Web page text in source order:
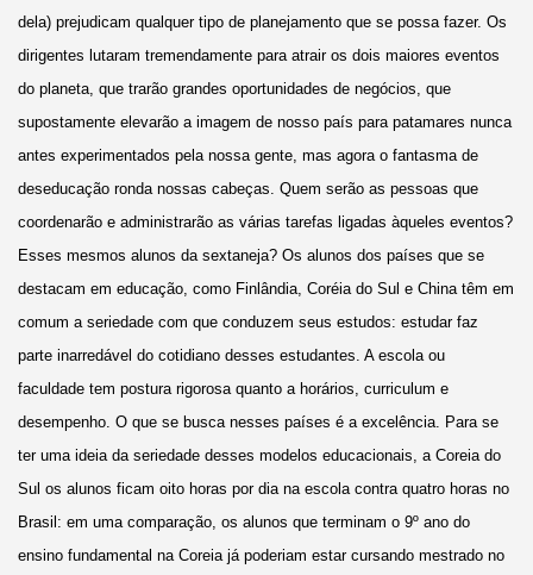
dela) prejudicam qualquer tipo de planejamento que se possa fazer. Os
dirigentes lutaram tremendamente para atrair os dois maiores eventos
do planeta, que trarão grandes oportunidades de negócios, que
supostamente elevarão a imagem de nosso país para patamares nunca
antes experimentados pela nossa gente, mas agora o fantasma de
deseducação ronda nossas cabeças. Quem serão as pessoas que
coordenarão e administrarão as várias tarefas ligadas àqueles eventos?
Esses mesmos alunos da sextaneja? Os alunos dos países que se
destacam em educação, como Finlândia, Coréia do Sul e China têm em
comum a seriedade com que conduzem seus estudos: estudar faz
parte inarredável do cotidiano desses estudantes. A escola ou
faculdade tem postura rigorosa quanto a horários, curriculum e
desempenho. O que se busca nesses países é a excelência. Para se
ter uma ideia da seriedade desses modelos educacionais, a Coreia do
Sul os alunos ficam oito horas por dia na escola contra quatro horas no
Brasil: em uma comparação, os alunos que terminam o 9º ano do
ensino fundamental na Coreia já poderiam estar cursando mestrado no